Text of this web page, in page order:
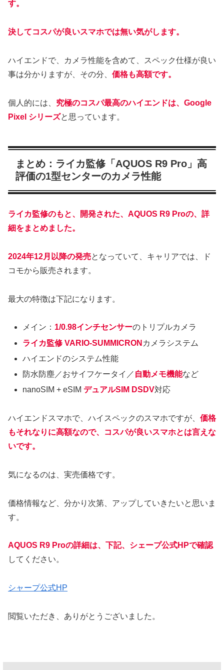
す。
決してコスパが良いスマホでは無い気がします。
ハイエンドで、カメラ性能を含めて、スペック仕様が良い
事は分かりますが、その分、 価格も高額です。
個人的には、 究極のコスパ最高のハイエンドは、Google
Pixel シリーズと思っています。
まとめ：ライカ監修「AQUOS R9 Pro」高
評価の1型センターのカメラ性能
ライカ監修のもと、開発された、AQUOS R9 Proの、詳
細をまとめました。
2024年12月以降の発売となっていて、キャリアでは、ド
コモから販売されます。
最大の特徴は下記になります。
メイン： 1/0.98インチセンサーのトリプルカメラ
ライカ監修 VARIO-SUMMICRON カメラシステム
ハイエンドのシステム性能
防水防塵／おサイフケータイ／ 自動メモ機能など
nanoSIM + eSIM デュアルSIM DSDV対応
ハイエンドスマホで、ハイスペックのスマホですが、 価格
もそれなりに高額なので、コスパが良いスマホとは言えな
いです。
気になるのは、実売価格です。
価格情報など、分かり次第、アップしていきたいと思いま
す。
AQUOS R9 Proの詳細は、下記、シェープ公式HPで確認
してください。
シャープ公式HP
閲覧いただき、ありがとうございました。